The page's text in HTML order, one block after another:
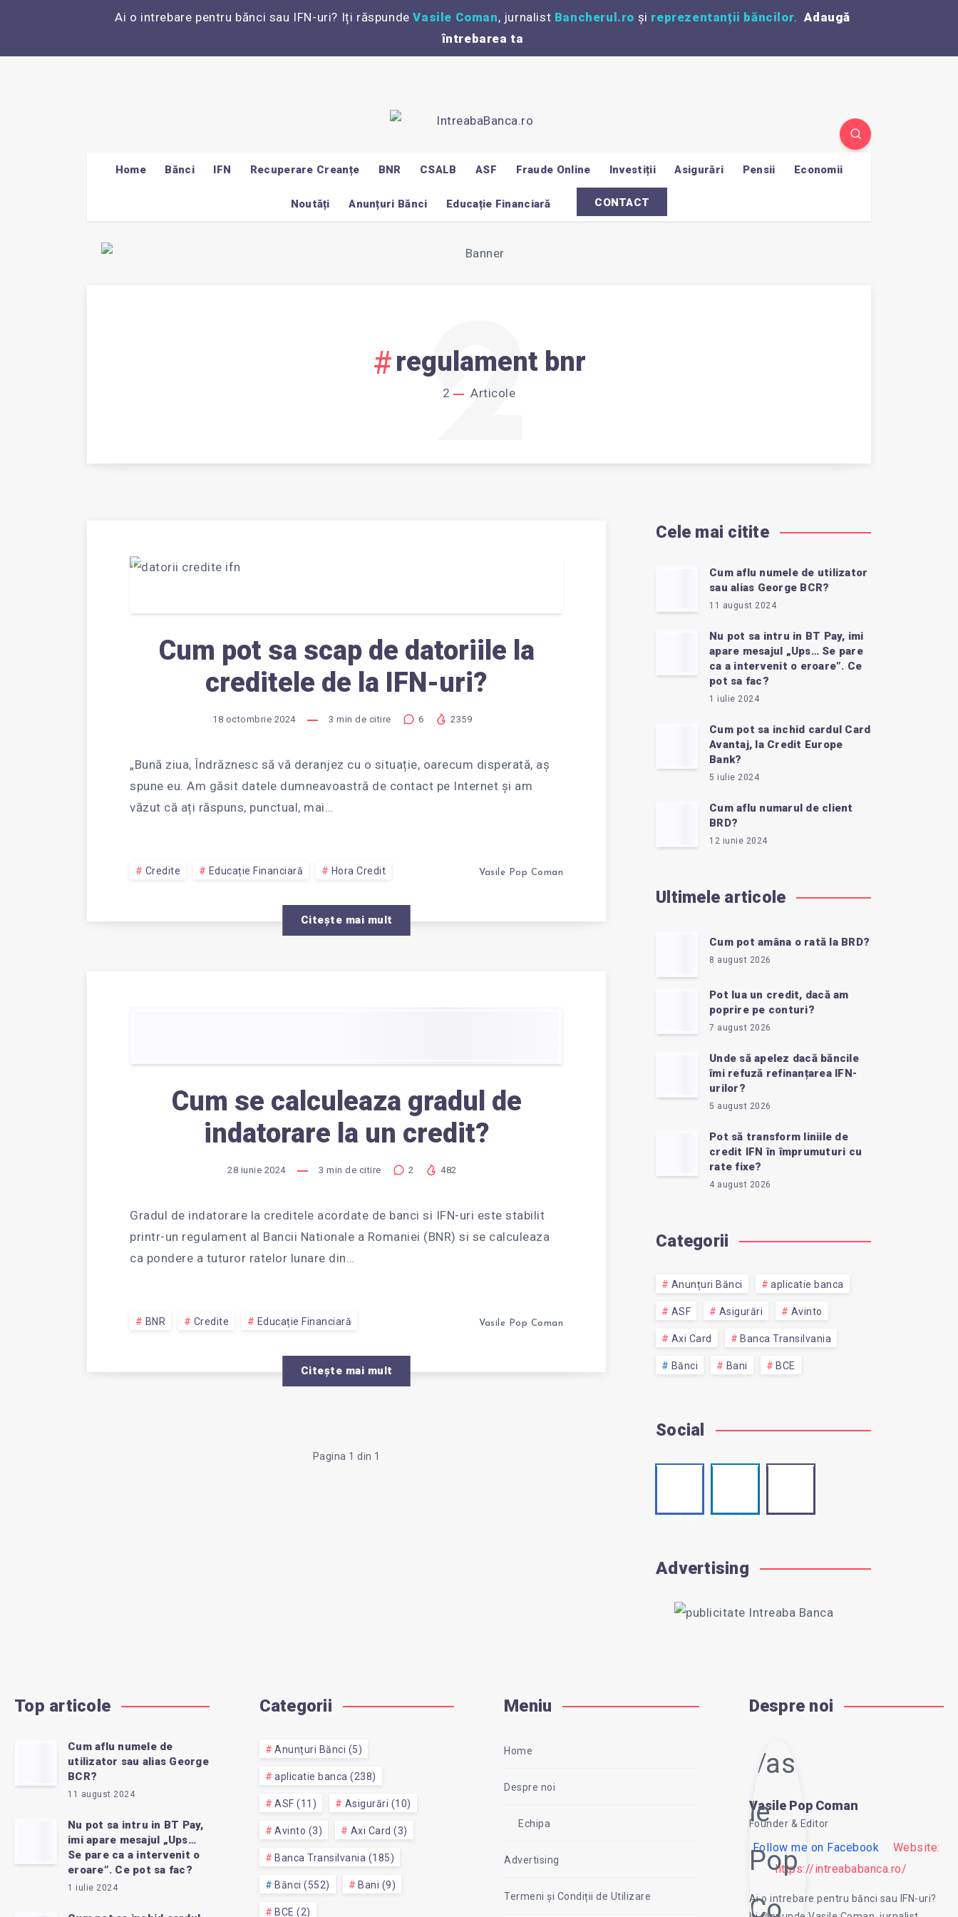
Ai o intrebare pentru bănci sau IFN-uri? Iți răspundeVasile Coman, jurnalist Bancherul.ro și reprezentanții băncilor. Adaugă
întrebarea ta
Home Bănci IFN Recuperare Creanțe BNR CSALB ASF Fraude Online Investiții Asigurări Pensii Economii
Noutăți Anunțuri Bănci Educație Financiară CONTACT
regulament bnr
2 Articole
2
Cum pot sa scap de datoriile la
creditele de la IFN-uri?
18 octombrie 2024 3 min de citire 6 2359
„Bună ziua, Îndrăznesc să vă deranjez cu o situație, oarecum disperată, aș
spune eu. Am găsit datele dumneavoastră de contact pe Internet și am
văzut că ați răspuns, punctual, mai…
Credite Educație Financiară Hora Credit Vasile Pop Coman
Citește mai mult
Cum se calculeaza gradul de
indatorare la un credit?
28 iunie 2024 3 min de citire 2 482
Gradul de indatorare la creditele acordate de banci si IFN-uri este stabilit
printr-un regulament al Bancii Nationale a Romaniei (BNR) si se calculeaza
ca pondere a tuturor ratelor lunare din…
BNR Credite Educație Financiară Vasile Pop Coman
Citește mai mult
Pagina 1 din 1
Cele mai citite
Cum aflu numele de utilizator
sau alias George BCR?
11 august 2024
Nu pot sa intru in BT Pay, imi
apare mesajul „Ups… Se pare
ca a intervenit o eroare”. Ce
pot sa fac?
1 iulie 2024
Cum pot sa inchid cardul Card
Avantaj, la Credit Europe
Bank?
5 iulie 2024
Cum aflu numarul de client
BRD?
12 iunie 2024
Ultimele articole
Cum pot amâna o rată la BRD?
8 august 2026
Pot lua un credit, dacă am
poprire pe conturi?
7 august 2026
Unde să apelez dacă băncile
îmi refuză refinanțarea IFN-
urilor?
5 august 2026
Pot să transform liniile de
credit IFN în împrumuturi cu
rate fixe?
4 august 2026
Categorii
Anunțuri Bănci aplicatie banca
ASF Asigurări Avinto
Axi Card Banca Transilvania
Bănci Bani BCE
Social
Follow me! Visit me!
Advertising
Top articole
Cum aflu numele de
utilizator sau alias George
BCR?
11 august 2024
Nu pot sa intru in BT Pay,
imi apare mesajul „Ups…
Se pare ca a intervenit o
eroare”. Ce pot sa fac?
1 iulie 2024
Categorii
Anunțuri Bănci (5)
aplicatie banca (238)
ASF (11) Asigurări (10)
Avinto (3) Axi Card (3)
Banca Transilvania (185)
Bănci (552) Bani (9)
BCE (2)
Meniu
Home
Despre noi
Echipa
Advertising
Termeni și Condiții de Utilizare
Despre noi
Vasi
le
Pop
Co
Vasile Pop Coman
Founder & Editor
Follow me on Facebook
Website:
https://intreababanca.ro/
Ai o intrebare pentru bănci sau IFN-uri?